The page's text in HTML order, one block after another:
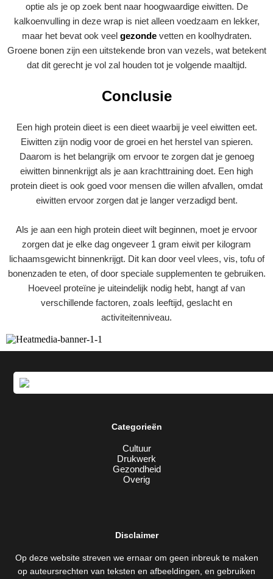
optie als je op zoek bent naar hoogwaardige eiwitten. De
kalkoenvulling in deze wrap is niet alleen voedzaam en lekker,
maar het bevat ook veel gezondevetten en koolhydraten.
Groene bonen zijn een uitstekende bron van vezels, wat betekent
dat dit gerecht je vol zal houden tot je volgende maaltijd.
Conclusie
Een high protein dieet is een dieet waarbij je veel eiwitten eet.
Eiwitten zijn nodig voor de groei en het herstel van spieren.
Daarom is het belangrijk om ervoor te zorgen dat je genoeg
eiwitten binnenkrijgt als je aan krachttraining doet. Een high
protein dieet is ook goed voor mensen die willen afvallen, omdat
eiwitten ervoor zorgen dat je langer verzadigd bent.
Als je aan een high protein dieet wilt beginnen, moet je ervoor
zorgen dat je elke dag ongeveer 1 gram eiwit per kilogram
lichaamsgewicht binnenkrijgt. Dit kan door veel vlees, vis, tofu of
bonenzaden te eten, of door speciale supplementen te gebruiken.
Hoeveel proteïne je uiteindelijk nodig hebt, hangt af van
verschillende factoren, zoals leeftijd, geslacht en
activiteitenniveau.
Categorieën
Cultuur
Drukwerk
Gezondheid
Overig
Disclaimer
Op deze website streven we ernaar om geen inbreuk te maken
op auteursrechten van teksten en afbeeldingen, en gebruiken